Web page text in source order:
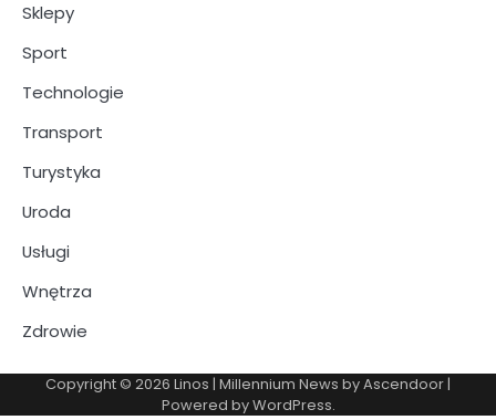
Sklepy
Sport
Technologie
Transport
Turystyka
Uroda
Usługi
Wnętrza
Zdrowie
Copyright © 2026 Linos | Millennium News byAscendoor|
Powered byWordPress.